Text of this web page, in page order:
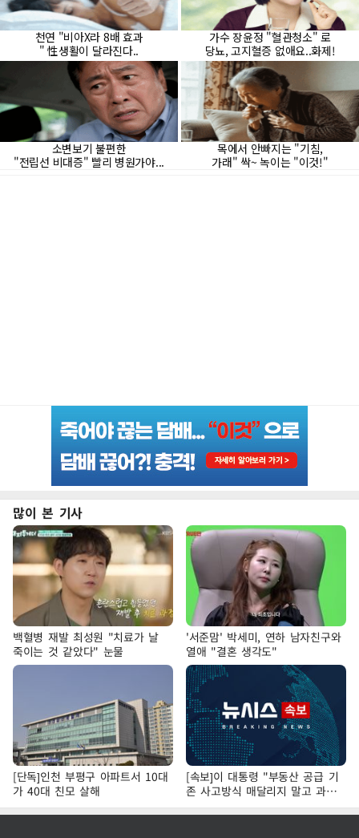
많이 본 기사
백혈병 재발 최성원 "치료가 날
죽이는 것 같았다" 눈물
'서준맘' 박세미, 연하 남자친구와
열애 "결혼 생각도"
[단독]인천 부평구 아파트서 10대
가 40대 친모 살해
[속보]이 대통령 "부동산 공급 기
존 사고방식 매달리지 말고 과감
히 실천"